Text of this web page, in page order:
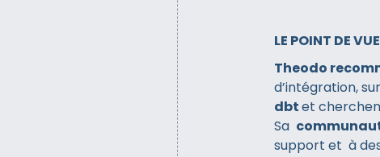
LE POINT DE
Theodo
d’intégration,
dbtet
Sa
support et à